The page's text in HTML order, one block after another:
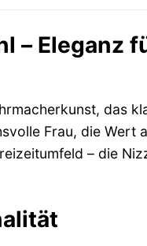
– Eleganz
das
Frau, die Wert
– die